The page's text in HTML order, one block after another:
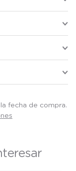
fecha de compra.